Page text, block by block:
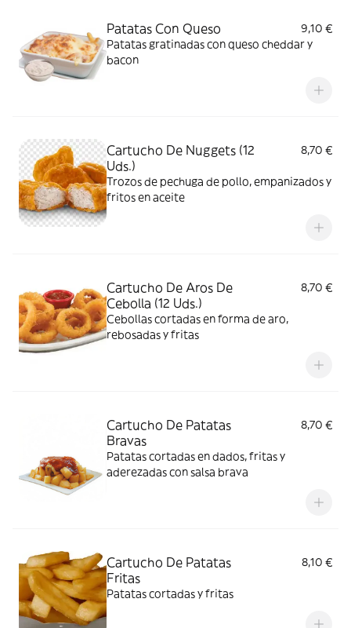
Patatas Con Queso
9,10 €
Patatas gratinadas con queso cheddar y
bacon
Cartucho De Nuggets (12
Uds.)
8,70 €
Trozos de pechuga de pollo, empanizados y
fritos en aceite
Cartucho De Aros De
Cebolla (12 Uds.)
8,70 €
Cebollas cortadas en forma de aro,
rebosadas y fritas
Cartucho De Patatas
Bravas
8,70 €
Patatas cortadas en dados, fritas y
aderezadas con salsa brava
Cartucho De Patatas
Fritas
8,10 €
Patatas cortadas y fritas